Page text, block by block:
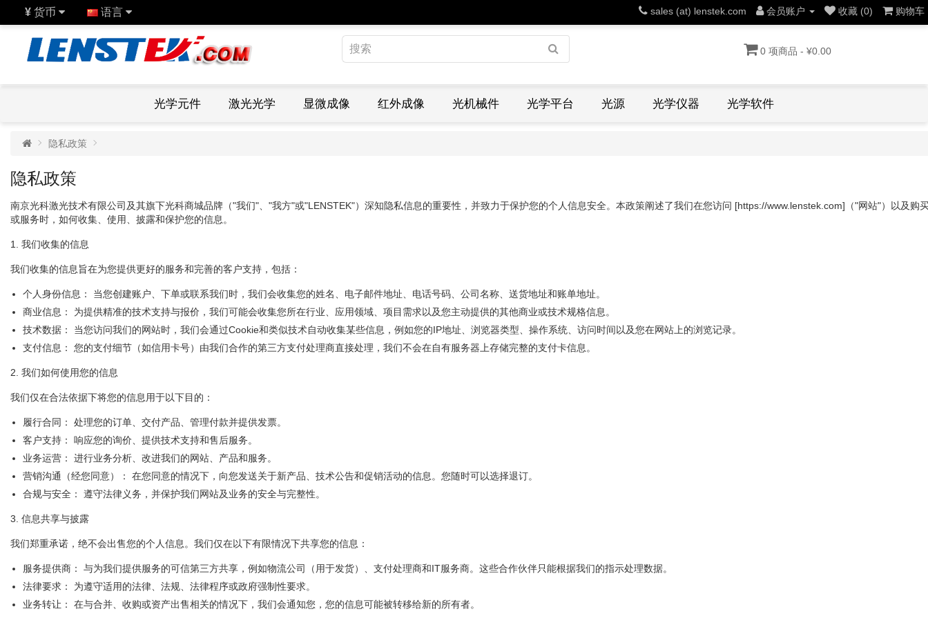
¥ 货币 语言 sales (at) lenstek.com 会员账户 收藏 (0) 购物车
0 项商品 - ¥0.00
光学元件 激光光学 显微成像 红外成像 光机械件 光学平台 光源 光学仪器 光学软件
隐私政策
隐私政策
南京光科激光技术有限公司及其旗下光科商城品牌（"我们"、"我方"或"LENSTEK"）深知隐私信息的重要性，并致力于保护您的个人信息安全。本政策阐述了我们在您访问 [https://www.lenstek.com]（"网站"）以及购
或服务时，如何收集、使用、披露和保护您的信息。
1. 我们收集的信息
我们收集的信息旨在为您提供更好的服务和完善的客户支持，包括：
个人身份信息： 当您创建账户、下单或联系我们时，我们会收集您的姓名、电子邮件地址、电话号码、公司名称、送货地址和账单地址。
商业信息： 为提供精准的技术支持与报价，我们可能会收集您所在行业、应用领域、项目需求以及您主动提供的其他商业或技术规格信息。
技术数据： 当您访问我们的网站时，我们会通过Cookie和类似技术自动收集某些信息，例如您的IP地址、浏览器类型、操作系统、访问时间以及您在网站上的浏览记录。
支付信息： 您的支付细节（如信用卡号）由我们合作的第三方支付处理商直接处理，我们不会在自有服务器上存储完整的支付卡信息。
2. 我们如何使用您的信息
我们仅在合法依据下将您的信息用于以下目的：
履行合同： 处理您的订单、交付产品、管理付款并提供发票。
客户支持： 响应您的询价、提供技术支持和售后服务。
业务运营： 进行业务分析、改进我们的网站、产品和服务。
营销沟通（经您同意）： 在您同意的情况下，向您发送关于新产品、技术公告和促销活动的信息。您随时可以选择退订。
合规与安全： 遵守法律义务，并保护我们网站及业务的安全与完整性。
3. 信息共享与披露
我们郑重承诺，绝不会出售您的个人信息。我们仅在以下有限情况下共享您的信息：
服务提供商： 与为我们提供服务的可信第三方共享，例如物流公司（用于发货）、支付处理商和IT服务商。这些合作伙伴只能根据我们的指示处理数据。
法律要求： 为遵守适用的法律、法规、法律程序或政府强制性要求。
业务转让： 在与合并、收购或资产出售相关的情况下，我们会通知您，您的信息可能被转移给新的所有者。